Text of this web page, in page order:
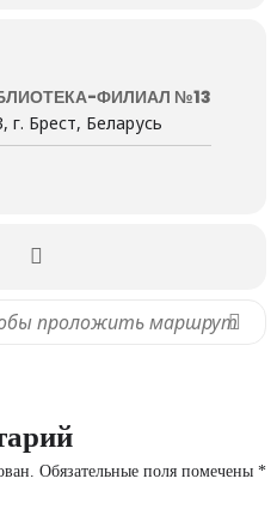
ФИЛИАЛ №13
г. Брест, Беларусь
Обязательные поля помечены *